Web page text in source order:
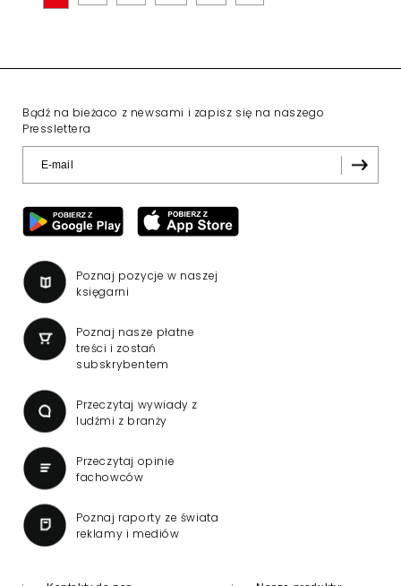
Bądź na bieżaco z newsami i zapisz się na naszego
Presslettera
Poznaj pozycje w naszej
księgarni
Poznaj nasze płatne
treści i zostań
subskrybentem
Przeczytaj wywiady z
ludźmi z branży
Przeczytaj opinie
fachowców
Poznaj raporty ze świata
reklamy i mediów